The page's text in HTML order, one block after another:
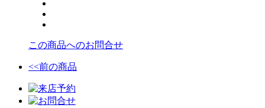
この商品へのお問合せ
<<前の商品